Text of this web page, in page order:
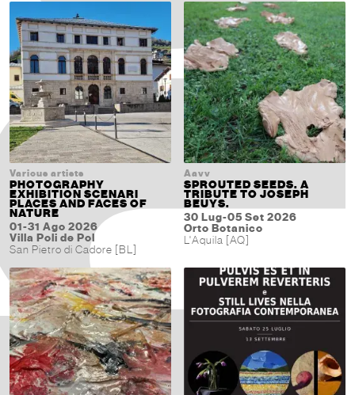
Various artists
PHOTOGRAPHY
EXHIBITION SCENARI
PLACES AND FACES OF
NATURE
01-31 Ago 2026
Villa Poli de Pol
San Pietro di Cadore [BL]
Aavv
SPROUTED SEEDS. A
TRIBUTE TO JOSEPH
BEUYS.
30 Lug-05 Set 2026
Orto Botanico
L'Aquila [AQ]